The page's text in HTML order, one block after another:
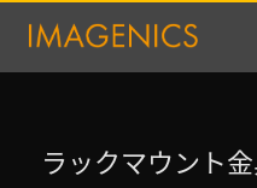
ラックマウント